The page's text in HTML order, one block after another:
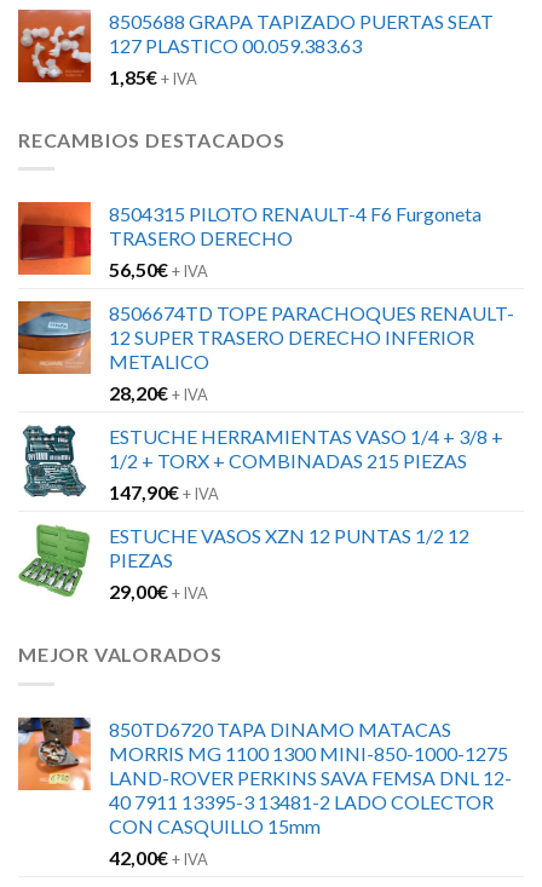
8505688 GRAPA TAPIZADO PUERTAS SEAT
127 PLASTICO 00.059.383.63
1,85€+ IVA
RECAMBIOS DESTACADOS
8504315 PILOTO RENAULT-4 F6 Furgoneta
TRASERO DERECHO
56,50€+ IVA
8506674TD TOPE PARACHOQUES RENAULT-
12 SUPER TRASERO DERECHO INFERIOR
METALICO
28,20€+ IVA
ESTUCHE HERRAMIENTAS VASO 1/4 + 3/8 +
1/2 + TORX + COMBINADAS 215 PIEZAS
147,90€+ IVA
ESTUCHE VASOS XZN 12 PUNTAS 1/2 12
PIEZAS
29,00€+ IVA
MEJOR VALORADOS
850TD6720 TAPA DINAMO MATACAS
MORRIS MG 1100 1300 MINI-850-1000-1275
LAND-ROVER PERKINS SAVA FEMSA DNL 12-
40 7911 13395-3 13481-2 LADO COLECTOR
CON CASQUILLO 15mm
42,00€+ IVA